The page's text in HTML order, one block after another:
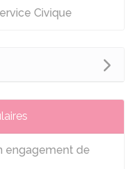
Civique
engagement de